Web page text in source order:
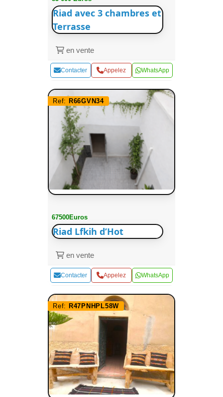
Riad avec 3 chambres et
Terrasse
en vente
Contacter Appelez WhatsApp
Ref: R66GVN34
67500Euros
Riad Lfkih d’Hot
en vente
Contacter Appelez WhatsApp
Ref: R47PNHPL58W